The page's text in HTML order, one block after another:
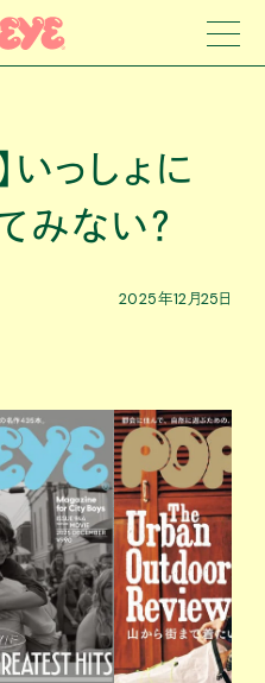
いっしょに
みない？
2025年12月25日